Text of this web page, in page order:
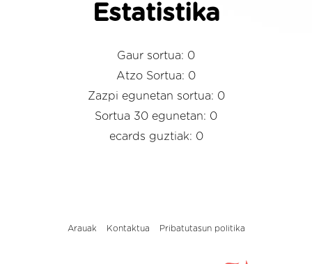
Estatistika
Gaur sortua: 0
Atzo Sortua: 0
Zazpi egunetan sortua: 0
Sortua 30 egunetan: 0
ecards guztiak: 0
Arauak Kontaktua Pribatutasun politika